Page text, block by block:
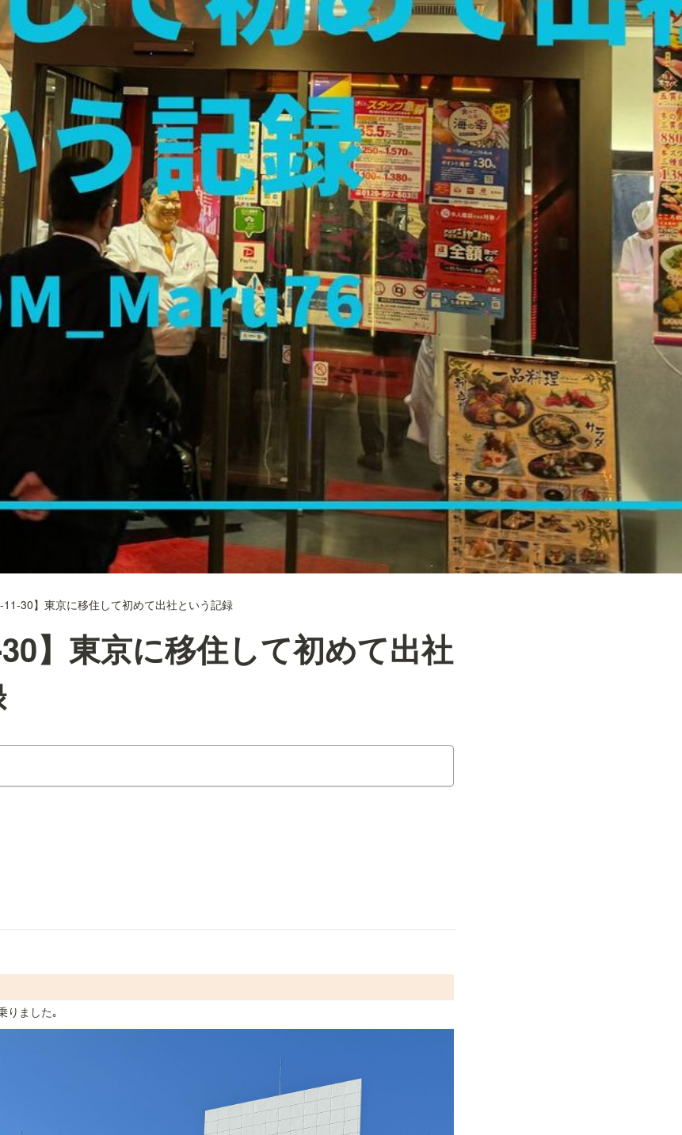
11-30】東京に移住して初めて出社という記録
30】東京に移住して初めて出社
りました｡